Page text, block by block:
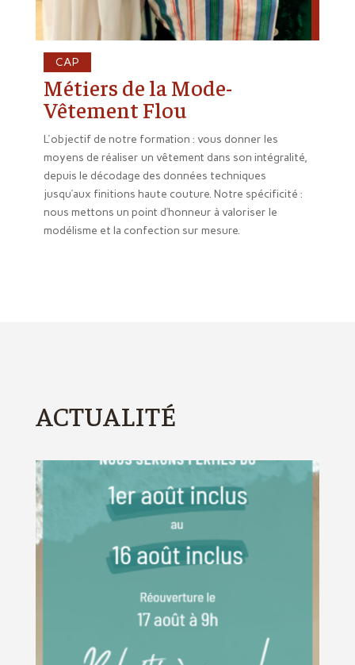
Métiers de la Mode-
Vêtement Flou
CAP
L'objectif de notre formation : vous donner les
moyens de réaliser un vêtement dans son intégralité,
depuis le décodage des données techniques
jusqu’aux finitions haute couture. Notre spécificité :
nous mettons un point d’honneur à valoriser le
modélisme et la confection sur mesure.
ACTUALITÉ